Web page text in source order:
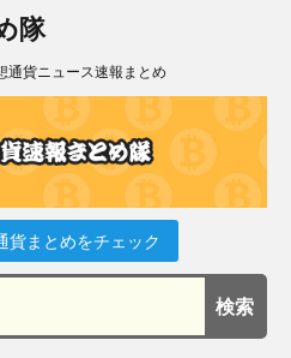
隊
通貨ニュース速報まとめ
貨まとめをチェック